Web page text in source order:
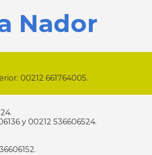
Nador
00212 661764005.
y 00212 536606524.